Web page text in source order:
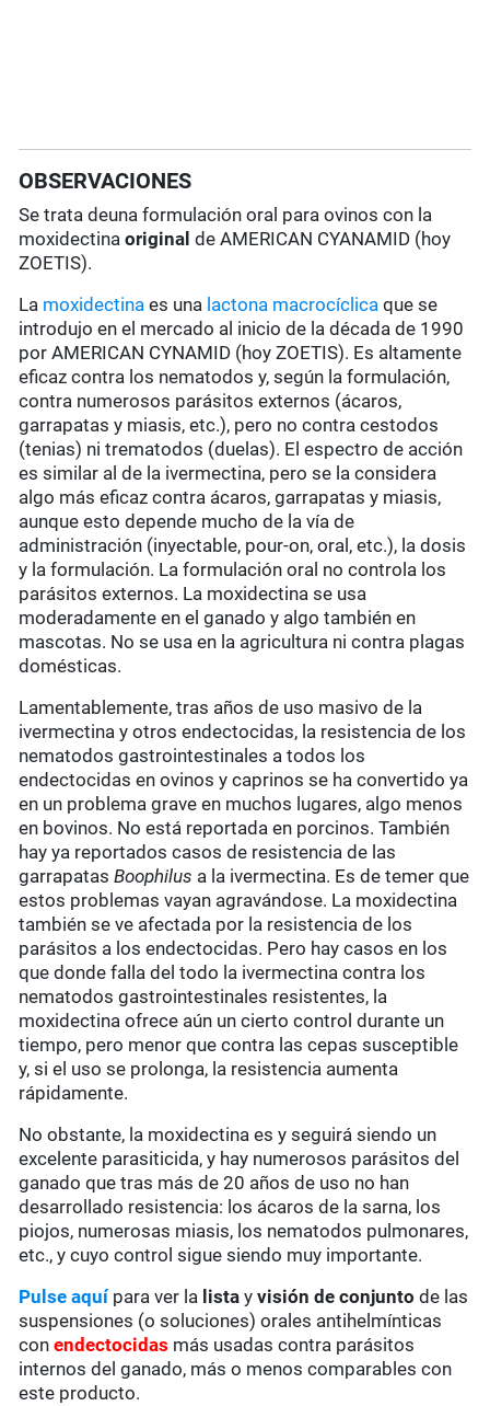
OBSERVACIONES
Se trata deuna formulación oral para ovinos con la
moxidectinaoriginal de AMERICAN CYANAMID (hoy
ZOETIS).
La moxidectina es una lactona macrocíclica que se
introdujo en el mercado al inicio de la década de 1990
por AMERICAN CYNAMID (hoy ZOETIS). Es altamente
eficaz contra los nematodos y, según la formulación,
contra numerosos parásitos externos (ácaros,
garrapatas y miasis, etc.), pero no contra cestodos
(tenias) ni trematodos (duelas). El espectro de acción
es similar al de la ivermectina, pero se la considera
algo más eficaz contra ácaros, garrapatas y miasis,
aunque esto depende mucho de la vía de
administración (inyectable, pour-on, oral, etc.), la dosis
y la formulación. La formulación oral no controla los
parásitos externos. La moxidectina se usa
moderadamente en el ganado y algo también en
mascotas. No se usa en la agricultura ni contra plagas
domésticas.
Lamentablemente, tras años de uso masivo de la
ivermectina y otros endectocidas, la resistencia de los
nematodos gastrointestinales a todos los
endectocidas en ovinos y caprinos se ha convertido ya
en un problema grave en muchos lugares, algo menos
en bovinos. No está reportada en porcinos. También
hay ya reportados casos de resistencia de las
garrapatasBoophilus a la ivermectina. Es de temer que
estos problemas vayan agravándose. La moxidectina
también se ve afectada por la resistencia de los
parásitos a los endectocidas. Pero hay casos en los
que donde falla del todo la ivermectina contra los
nematodos gastrointestinales resistentes, la
moxidectina ofrece aún un cierto control durante un
tiempo, pero menor que contra las cepas susceptible
y, si el uso se prolonga, la resistencia aumenta
rápidamente.
No obstante, la moxidectina es y seguirá siendo un
excelente parasiticida, y hay numerosos parásitos del
ganado que tras más de 20 años de uso no han
desarrollado resistencia: los ácaros de la sarna, los
piojos, numerosas miasis, los nematodos pulmonares,
etc., y cuyo control sigue siendo muy importante.
Pulse aquípara ver la lista yvisión de conjunto de las
suspensiones (o soluciones) orales antihelmínticas
conendectocidas más usadas contra parásitos
internos del ganado, más o menos comparables con
este producto.